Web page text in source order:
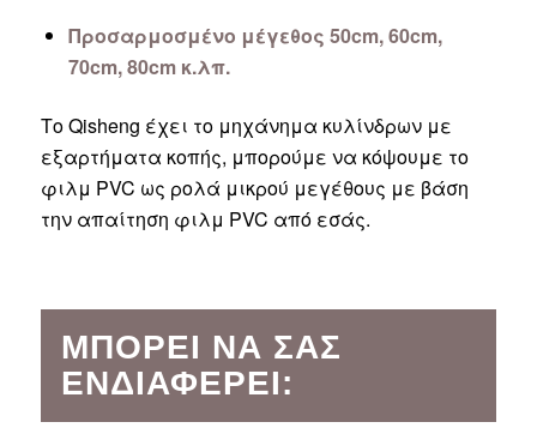
Προσαρμοσμένο μέγεθος 50cm, 60cm,
70cm, 80cm κ.λπ.
Το Qisheng έχει το μηχάνημα κυλίνδρων με
εξαρτήματα κοπής, μπορούμε να κόψουμε το
φιλμ PVC ως ρολά μικρού μεγέθους με βάση
την απαίτηση φιλμ PVC από εσάς.
ΜΠΟΡΕΊ ΝΑ ΣΑΣ
ΕΝΔΙΑΦΈΡΕΙ: